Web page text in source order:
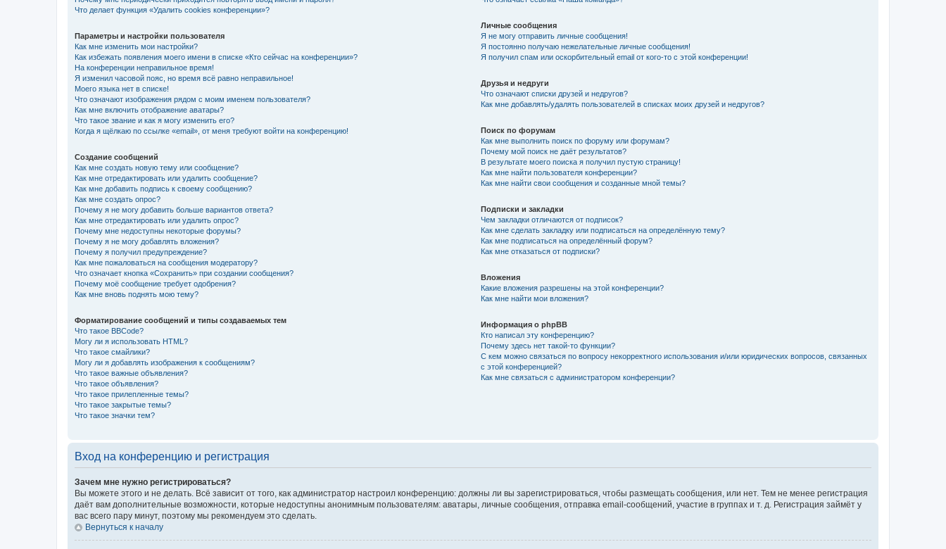
Что делает функция «Удалить cookies конференции»?
Параметры и настройки пользователя
Как мне изменить мои настройки?
Как избежать появления моего имени в списке «Кто сейчас на конференции»?
На конференции неправильное время!
Я изменил часовой пояс, но время всё равно неправильное!
Моего языка нет в списке!
Что означают изображения рядом с моим именем пользователя?
Как мне включить отображение аватары?
Что такое звание и как я могу изменить его?
Когда я щёлкаю по ссылке «email», от меня требуют войти на конференцию!
Создание сообщений
Как мне создать новую тему или сообщение?
Как мне отредактировать или удалить сообщение?
Как мне добавить подпись к своему сообщению?
Как мне создать опрос?
Почему я не могу добавить больше вариантов ответа?
Как мне отредактировать или удалить опрос?
Почему мне недоступны некоторые форумы?
Почему я не могу добавлять вложения?
Почему я получил предупреждение?
Как мне пожаловаться на сообщения модератору?
Что означает кнопка «Сохранить» при создании сообщения?
Почему моё сообщение требует одобрения?
Как мне вновь поднять мою тему?
Форматирование сообщений и типы создаваемых тем
Что такое BBCode?
Могу ли я использовать HTML?
Что такое смайлики?
Могу ли я добавлять изображения к сообщениям?
Что такое важные объявления?
Что такое объявления?
Что такое прилепленные темы?
Что такое закрытые темы?
Что такое значки тем?
Личные сообщения
Я не могу отправить личные сообщения!
Я постоянно получаю нежелательные личные сообщения!
Я получил спам или оскорбительный email от кого-то с этой конференции!
Друзья и недруги
Что означают списки друзей и недругов?
Как мне добавлять/удалять пользователей в списках моих друзей и недругов?
Поиск по форумам
Как мне выполнить поиск по форуму или форумам?
Почему мой поиск не даёт результатов?
В результате моего поиска я получил пустую страницу!
Как мне найти пользователя конференции?
Как мне найти свои сообщения и созданные мной темы?
Подписки и закладки
Чем закладки отличаются от подписок?
Как мне сделать закладку или подписаться на определённую тему?
Как мне подписаться на определённый форум?
Как мне отказаться от подписки?
Вложения
Какие вложения разрешены на этой конференции?
Как мне найти мои вложения?
Информация о phpBB
Кто написал эту конференцию?
Почему здесь нет такой-то функции?
С кем можно связаться по вопросу некорректного использования и/или юридических вопросов, связанных
с этой конференцией?
Как мне связаться с администратором конференции?
Вход на конференцию и регистрация
Зачем мне нужно регистрироваться?
Вы можете этого и не делать. Всё зависит от того, как администратор настроил конференцию: должны ли вы зарегистрироваться, чтобы размещать сообщения, или нет. Тем не менее регистрация
даёт вам дополнительные возможности, которые недоступны анонимным пользователям: аватары, личные сообщения, отправка email-сообщений, участие в группах и т. д. Регистрация займёт у
вас всего пару минут, поэтому мы рекомендуем это сделать.
Вернуться к началу